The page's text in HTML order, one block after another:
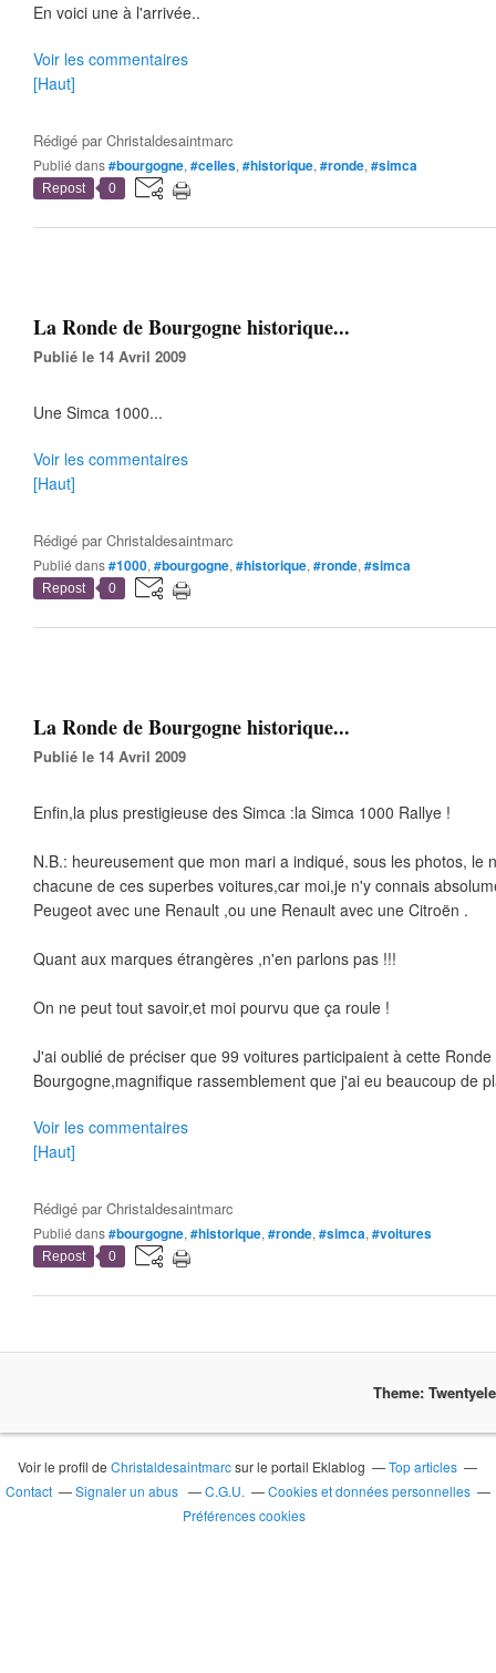
En voici une à l'arrivée..
Voir les commentaires
[Haut]
Rédigé parChristaldesaintmarc
Publié dans#bourgogne, #celles, #historique, #ronde, #simca
Repost 0
La Ronde de Bourgogne historique...
Publié le 14 Avril 2009
Une Simca 1000...
Voir les commentaires
[Haut]
Rédigé parChristaldesaintmarc
Publié dans#1000, #bourgogne, #historique, #ronde, #simca
Repost 0
La Ronde de Bourgogne historique...
Publié le 14 Avril 2009
Enfin,la plus prestigieuse des Simca :la Simca 1000 Rallye !
N.B.: heureusement que mon mari a indiqué, sous les photos, le
chacune de ces superbes voitures,car moi,je n'y connais
Peugeot avec une Renault ,ou une Renault avec une Citroën .
Quant aux marques étrangères ,n'en parlons pas !!!
On ne peut tout savoir,et moi pourvu que ça roule !
J'ai oublié de préciser que 99 voitures participaient à cette
Bourgogne,magnifique rassemblement que j'ai eu beaucoup de
Voir les commentaires
[Haut]
Rédigé parChristaldesaintmarc
Publié dans#bourgogne, #historique, #ronde, #simca, #voitures
Repost 0
Theme:
Voir le profil deChristaldesaintmarcsur le portail Eklablog
Top articles
Contact
Signaler un abus C.G.U.
Cookies et données personnelles
Préférences cookies